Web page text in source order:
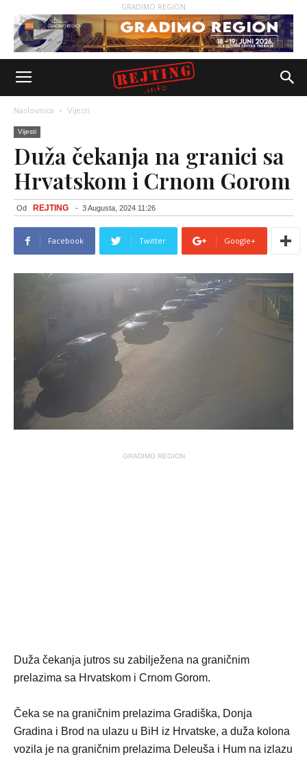
GRADIMO REGION
Naslovnica Vijesti
Vijesti
Duža čekanja na granici sa
Hrvatskom i Crnom Gorom
Od REJTING - 3 Augusta, 2024 11:26
Facebook Twitter Google+
GRADIMO REGION
Duža čekanja jutros su zabilježena na graničnim
prelazima sa Hrvatskom i Crnom Gorom.
Čeka se na graničnim prelazima Gradiška, Donja
Gradina i Brod na ulazu u BiH iz Hrvatske, a duža kolona
vozila je na graničnim prelazima Deleuša i Hum na izlazu